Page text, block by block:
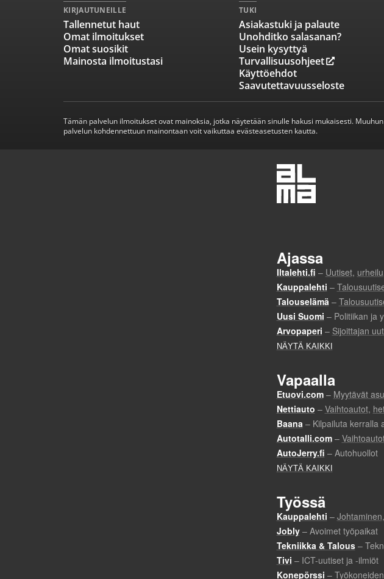
KIRJAUTUNEILLE
Tallennetut haut
Omat ilmoitukset
Omat suosikit
Mainosta ilmoitustasi
TUKI
Asiakastuki ja palaute
Unohditko salasanan?
Usein kysyttyä
Turvallisuusohjeet
Käyttöehdot
Saavutettavuusseloste
Tämän palvelun ilmoitukset ovat mainoksia, jotka näytetään sinulle hakusi mukaisesti. Muuhun
palvelun kohdennettuun mainontaan voit vaikuttaa evästeasetusten kautta.